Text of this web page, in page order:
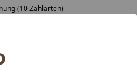
(10 Zahlarten)